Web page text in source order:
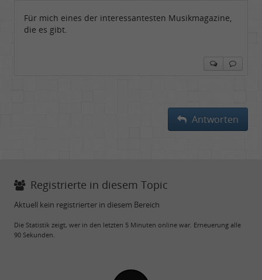
Für mich eines der interessantesten Musikmagazine,
die es gibt.
Antworten
Registrierte in diesem Topic
Aktuell kein registrierter in diesem Bereich
Die Statistik zeigt, wer in den letzten 5 Minuten online war. Erneuerung alle
90 Sekunden.